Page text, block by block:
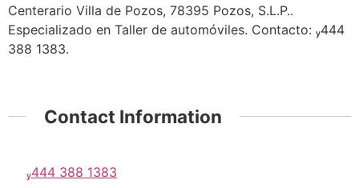
Centerario Villa de Pozos, 78395 Pozos, S.L.P..
Especializado en Taller de automóviles. Contacto: 444
388 1383.
Contact Information
444 388 1383